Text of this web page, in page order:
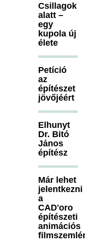
Csillagok
alatt –
egy
kupola új
élete
Petíció
az
építészet
jövőjéért
Elhunyt
Dr. Bitó
János
építész
Már lehet
jelentkezni
a
CAD'oro
építészeti
animációs